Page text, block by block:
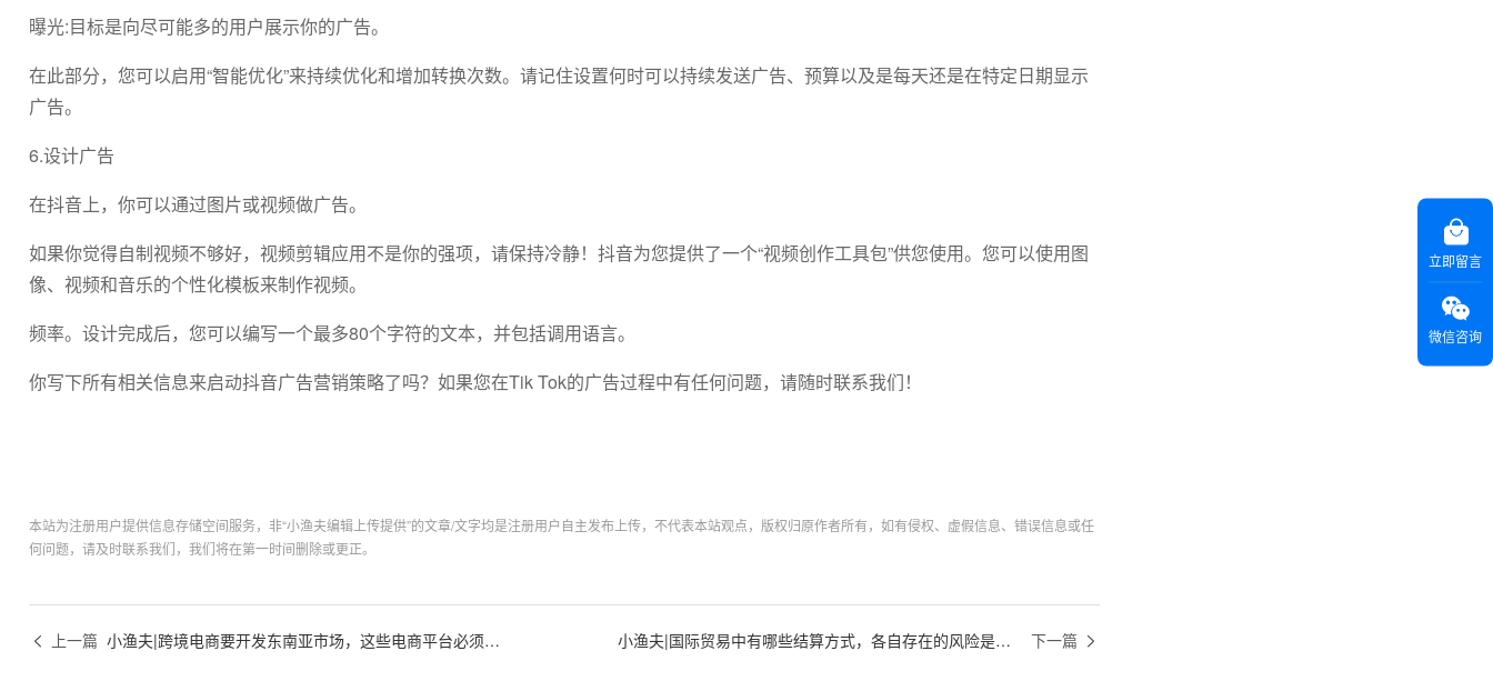
曝光:目标是向尽可能多的用户展示你的广告。
在此部分，您可以启用“智能优化”来持续优化和增加转换次数。请记住设置何时可以持续发送广告、预算以及是每天还是在特定日期显示
广告。
6.设计广告
在抖音上，你可以通过图片或视频做广告。
如果你觉得自制视频不够好，视频剪辑应用不是你的强项，请保持冷静！抖音为您提供了一个“视频创作工具包”供您使用。您可以使用图
像、视频和音乐的个性化模板来制作视频。
频率。设计完成后，您可以编写一个最多80个字符的文本，并包括调用语言。
你写下所有相关信息来启动抖音广告营销策略了吗？如果您在Tik Tok的广告过程中有任何问题，请随时联系我们！
本站为注册用户提供信息存储空间服务，非“小渔夫编辑上传提供”的文章/文字均是注册用户自主发布上传，不代表本站观点，版权归原作者所有，如有侵权、虚假信息、错误信息或任
何问题，请及时联系我们，我们将在第一时间删除或更正。
上一篇 小渔夫|跨境电商要开发东南亚市场，这些电商平台必须了解 小渔夫|国际贸易中有哪些结算方式，各自存在的风险是什么 下一篇
立即留言
微信咨询